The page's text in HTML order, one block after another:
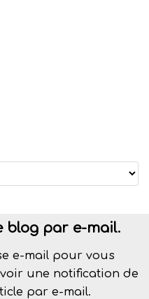
blog par e-mail.
e-mail pour vous
une notification de
par e-mail.